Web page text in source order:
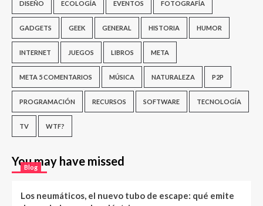
DISEÑO ECOLOGÍA EVENTOS FOTOGRAFÍA
GADGETS GEEK GENERAL HISTORIA HUMOR
INTERNET JUEGOS LIBROS META
META 5 COMENTARIOS MÚSICA NATURALEZA P2P
PROGRAMACIÓN RECURSOS SOFTWARE TECNOLOGÍA
TV WTF?
You may have missed
Blog
Los neumáticos, el nuevo tubo de escape: qué emite